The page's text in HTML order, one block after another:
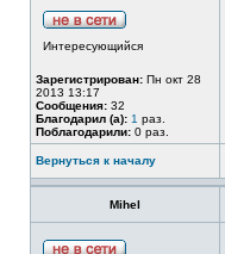
Интересующийся
Зарегистрирован: Пн окт 28
2013 13:17
Сообщения: 32
Благодарил (а): 1 раз.
Поблагодарили: 0 раз.
Вернуться к началу
Mihel